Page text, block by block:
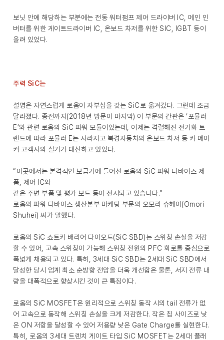
보닛 안에 해당하는 부분에는 전동 워터펌프 제어 드라이버 IC, 메인 인
버터를 위한 게이트드라이버 IC, 온보드 차저를 위한 SIC, IGBT 등이
올려 있었다.
주력 SiC는
설명은 자연스럽게 로옴이 자부심을 갖는 SiC로 옮겨갔다. 그런데 조금
달라졌다. 종전까지(2018년 방문이 마지막) 이 부문의 간판은 ‘포뮬러
E’와 관련 로옴의 SiC 파워 모듈이었는데, 이제는 격렬해진 전기화 트
렌드에 따라 포뮬러 E는 사라지고 북경자동차의 온보드 차저 등 카 메이
커 고객사의 실기가 대신하고 있었다.
“이곳에서는 본격적인 보급기에 들어선 로옴의 SiC 파워 디바이스 제
품, 제어 IC와
같은 주변 부품 및 평가 보드 등이 전시되고 있습니다.”
로옴의 파워 디바이스 생산본부 마케팅 부문의 오모리 슈헤이(Omori
Shuhei) 씨가 말했다.
로옴의 SiC 쇼트키 배리어 다이오드(SiC SBD)는 스위칭 손실을 저감
할 수 있어, 고속 스위칭이 가능해 스위칭 전원의 PFC 회로를 중심으로
폭넓게 채용되고 있다. 특히, 3세대 SiC SBD는 2세대 SiC SBD에서
달성한 당시 업계 최소 순방향 전압을 더욱 개선함은 물론, 서지 전류 내
량을 대폭적으로 향상시킨 것이 큰 특징이다.
로옴의 SiC MOSFET은 원리적으로 스위칭 동작 시의 tail 전류가 없
어 고속으로 동작해 스위칭 손실을 크게 저감한다. 작은 칩 사이즈로 낮
은 ON 저항을 달성할 수 있어 저용량 낮은 Gate Charge를 실현한다.
특히, 로옴의 3세대 트렌치 게이트 타입 SiC MOSFET는 2세대 플래